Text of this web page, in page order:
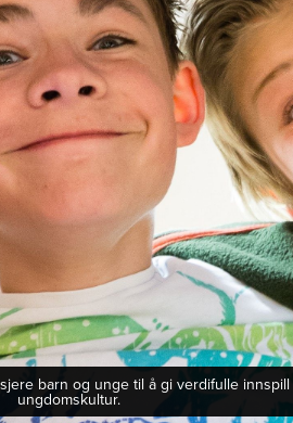
barn og unge til å gi verdifulle
ungdomskultur.